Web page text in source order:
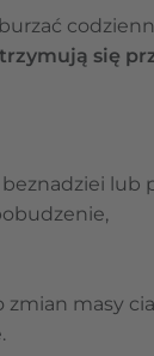
się
lub
masy